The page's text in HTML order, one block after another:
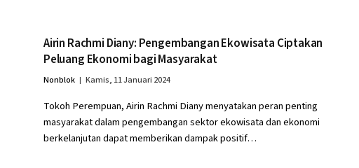
Airin Rachmi Diany: Pengembangan Ekowisata Ciptakan
Peluang Ekonomi bagi Masyarakat
Nonblok Kamis, 11 Januari 2024
Tokoh Perempuan, Airin Rachmi Diany menyatakan peran penting
masyarakat dalam pengembangan sektor ekowisata dan ekonomi
berkelanjutan dapat memberikan dampak positif…